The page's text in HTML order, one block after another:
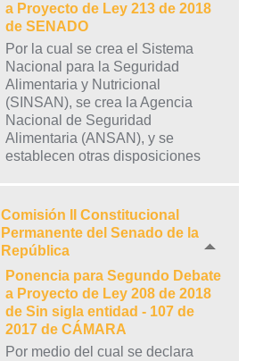
a Proyecto de Ley 213 de 2018
de SENADO
Por la cual se crea el Sistema
Nacional para la Seguridad
Alimentaria y Nutricional
(SINSAN), se crea la Agencia
Nacional de Seguridad
Alimentaria (ANSAN), y se
establecen otras disposiciones
Comisión II Constitucional
Permanente del Senado de la
República
Ponencia para Segundo Debate
a Proyecto de Ley 208 de 2018
de Sin sigla entidad - 107 de
2017 de CÁMARA
Por medio del cual se declara